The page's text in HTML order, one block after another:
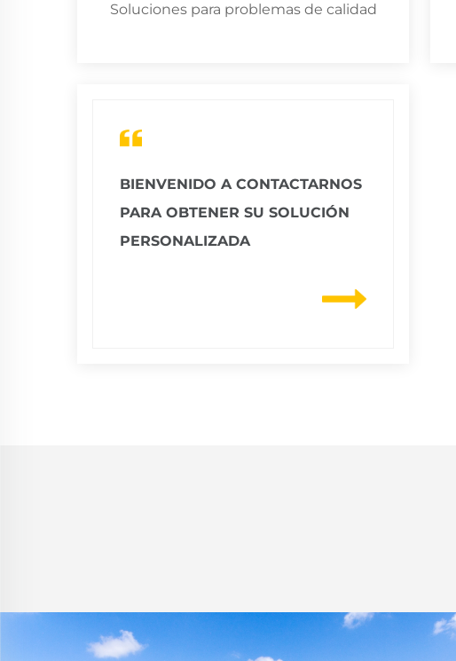
Soluciones para problemas de calidad
BIENVENIDO A CONTACTARNOS
PARA OBTENER SU SOLUCIÓN
PERSONALIZADA